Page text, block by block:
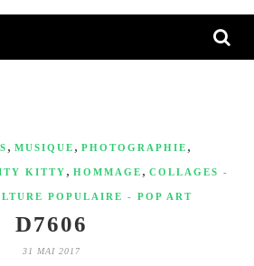
, MUSIQUE , PHOTOGRAPHIE ,
KITTY , HOMMAGE , COLLAGES -
POPULAIRE - POP ART
D7606
31 MAI 2017